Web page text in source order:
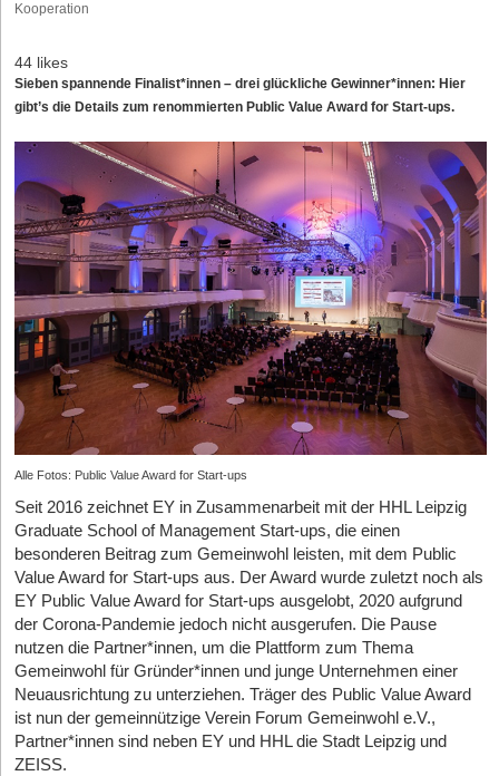
Kooperation
44 likes
Sieben spannende Finalist*innen – drei glückliche Gewinner*innen: Hier
gibt’s die Details zum renommierten Public Value Award for Start-ups.
Alle Fotos: Public Value Award for Start-ups
Seit 2016 zeichnet EY in Zusammenarbeit mit der HHL Leipzig
Graduate School of Management Start-ups, die einen
besonderen Beitrag zum Gemeinwohl leisten, mit dem Public
Value Award for Start-ups aus. Der Award wurde zuletzt noch als
EY Public Value Award for Start-ups ausgelobt, 2020 aufgrund
der Corona-Pandemie jedoch nicht ausgerufen. Die Pause
nutzen die Partner*innen, um die Plattform zum Thema
Gemeinwohl für Gründer*innen und junge Unternehmen einer
Neuausrichtung zu unterziehen. Träger des Public Value Award
ist nun der gemeinnützige Verein Forum Gemeinwohl e.V.,
Partner*innen sind neben EY und HHL die Stadt Leipzig und
ZEISS.